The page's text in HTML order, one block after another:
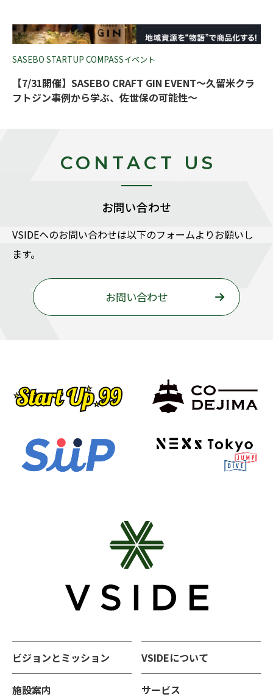
SASEBO STARTUP COMPASSイベント
【7/31開催】SASEBO CRAFT GIN EVENT～久留米クラ
フトジン事例から学ぶ、佐世保の可能性～
CONTACT US
お問い合わせ
VSIDEヘのお問い合わせは以下のフォームよりお願いし
ます。
お問い合わせ
ビジョンとミッション VSIDEについて
施設案内 サービス